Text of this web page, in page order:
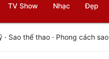
TV Show Nhạc Đẹp
· Sao thể thao· Phong cách sao